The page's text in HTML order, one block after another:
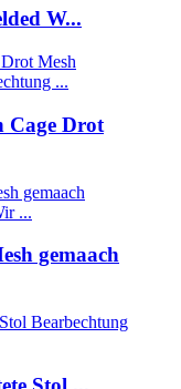
W...
Cage Drot
gemaach